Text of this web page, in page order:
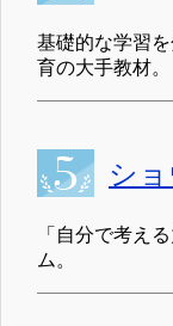
基礎的な学習
育の大手教材。
シ
「自分で考え
ム。